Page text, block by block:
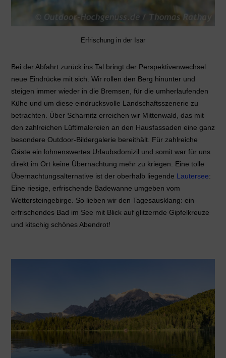
Erfrischung in der Isar
Bei der Abfahrt zurück ins Tal bringt der Perspektivenwechsel
neue Eindrücke mit sich. Wir rollen den Berg hinunter und
steigen immer wieder in die Bremsen, für die umherlaufenden
Kühe und um diese eindrucksvolle Landschaftsszenerie zu
betrachten. Über Scharnitz erreichen wir Mittenwald, das mit
den zahlreichen Lüftlmalereien an den Hausfassaden eine ganz
besondere Outdoor-Bildergalerie bereithält. Für zahlreiche
Gäste ein lohnenswertes Urlaubsdomizil und somit war für uns
direkt im Ort keine Übernachtung mehr zu kriegen. Eine tolle
Übernachtungsalternative ist der oberhalb liegende Lautersee:
Eine riesige, erfrischende Badewanne umgeben vom
Wettersteingebirge. So lieben wir den Tagesausklang: ein
erfrischendes Bad im See mit Blick auf glitzernde Gipfelkreuze
und kitschig schönes Abendrot!